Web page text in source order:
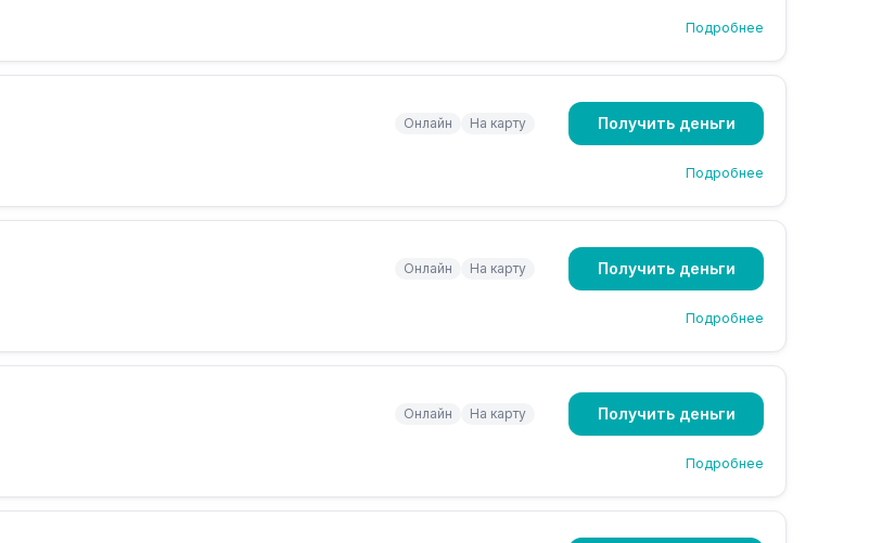
Подробнее
Онлайн На карту Получить деньги
Подробнее
Онлайн На карту Получить деньги
Подробнее
Онлайн На карту Получить деньги
Подробнее